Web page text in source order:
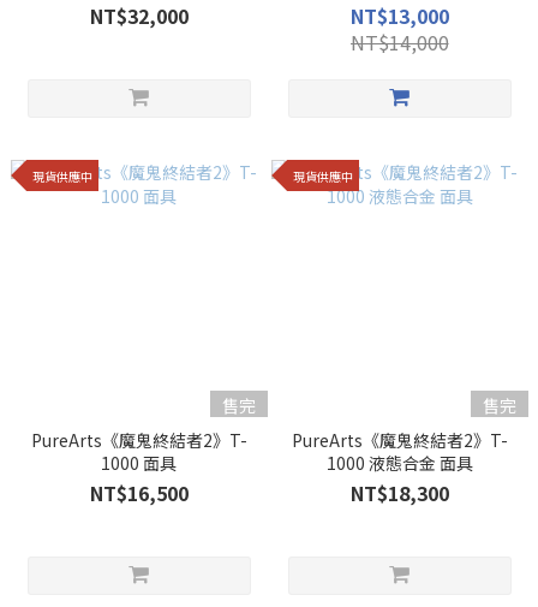
NT$32,000
NT$13,000
NT$14,000
現貨供應中
售完
PureArts《魔鬼終結者2》T-
1000 面具
NT$16,500
現貨供應中
售完
PureArts《魔鬼終結者2》T-
1000 液態合金 面具
NT$18,300